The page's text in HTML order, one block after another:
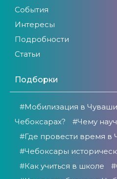
События
Интересы
Подробности
Статьи
Подборки
#Мобилизация в
Чебоксарах?
#Чему
#Где провести время в
#Чебоксары
#Как учиться в школе